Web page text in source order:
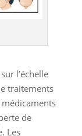
l’échelle
traitements
de
Les